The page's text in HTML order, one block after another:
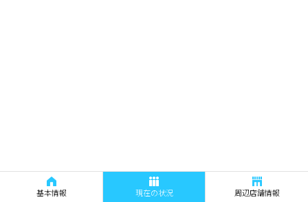
基本情報 現在の状況 周辺店舗情報